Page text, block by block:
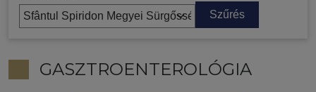
GASZTROENTEROLÓGIA